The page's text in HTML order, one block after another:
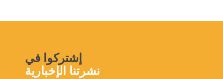
إشتركوا في
نشرتنا الإخبارية